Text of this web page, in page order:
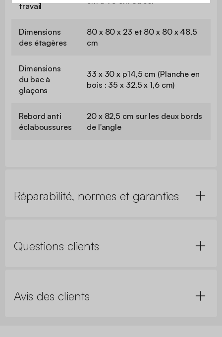
travail
Dimensions
des étagères
80 x 80 x 23 et 80 x 80 x 48,5
cm
Dimensions
du bac à
glaçons
33 x 30 x p14,5 cm (Planche en
bois : 35 x 32,5 x 1,6 cm)
Rebord anti
éclaboussures
20 x 82,5 cm sur les deux bords
de l'angle
Réparabilité, normes et garanties
Questions clients
Avis des clients